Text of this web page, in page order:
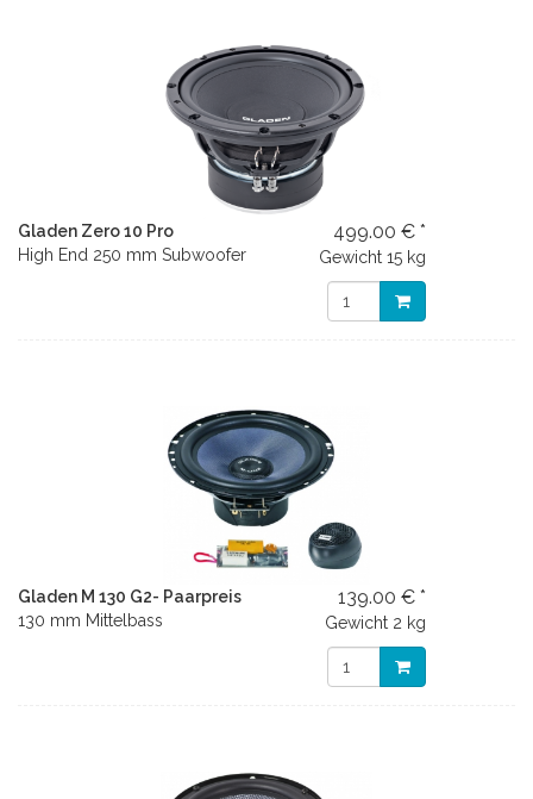
Gladen Zero 10 Pro
High End 250 mm Subwoofer
499.00 € *
Gewicht 15 kg
Gladen M 130 G2- Paarpreis
130 mm Mittelbass
139.00 € *
Gewicht 2 kg